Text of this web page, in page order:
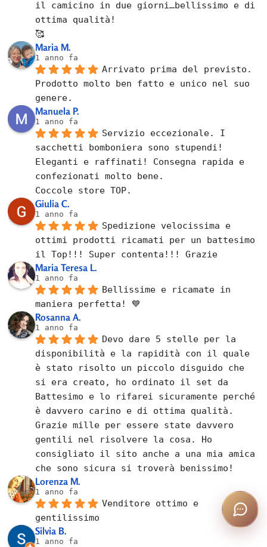
il camicino in due giorni…bellissimo e di
ottima qualità!
🥰
Maria M.
1 anno fa
Arrivato prima del previsto.
Prodotto molto ben fatto e unico nel suo
genere.
Manuela P.
1 anno fa
Servizio eccezionale. I
sacchetti bomboniera sono stupendi!
Eleganti e raffinati! Consegna rapida e
confezionati molto bene.
Coccole store TOP.
Giulia C.
1 anno fa
Spedizione velocissima e
ottimi prodotti ricamati per un battesimo
il Top!!! Super contenta!!! Grazie
Maria Teresa L.
1 anno fa
Bellissime e ricamate in
maniera perfetta! 💙
Rosanna A.
1 anno fa
Devo dare 5 stelle per la
disponibilità e la rapidità con il quale
è stato risolto un piccolo disguido che
si era creato, ho ordinato il set da
Battesimo e lo rifarei sicuramente perché
è davvero carino e di ottima qualità.
Grazie mille per essere state davvero
gentili nel risolvere la cosa. Ho
consigliato il sito anche a una mia amica
che sono sicura si troverà benissimo!
Lorenza M.
1 anno fa
Venditore ottimo e
gentilissimo
Silvia B.
1 anno fa